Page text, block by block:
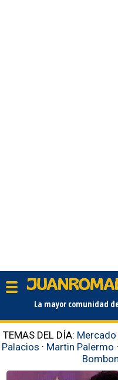
La mayor comunidad
TEMAS DEL DÍA: Mercado
Palacios · Martin Palermo ·